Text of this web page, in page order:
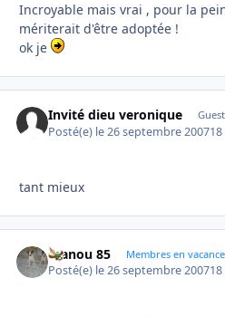
Incroyable mais vrai , pour la
mériterait d'être adoptée !
ok je
Invité dieu veronique
Posté(e) le 26 septembre 200718
tant mieux
manou 85 Membres en vacance
Posté(e) le 26 septembre 200718